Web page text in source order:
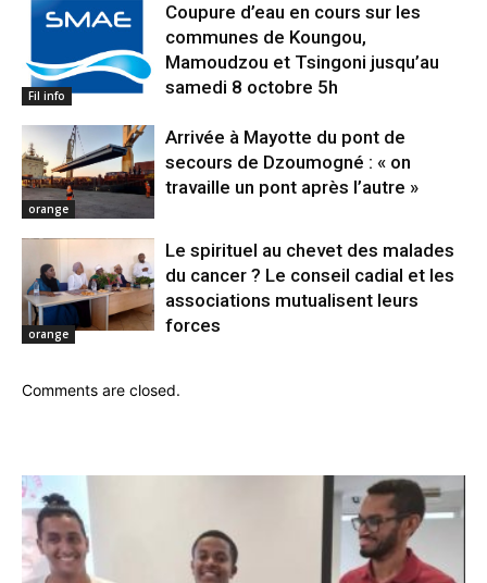
Fil info
Coupure d’eau en cours sur les
communes de Koungou,
Mamoudzou et Tsingoni jusqu’au
samedi 8 octobre 5h
orange
Arrivée à Mayotte du pont de
secours de Dzoumogné : « on
travaille un pont après l’autre »
orange
Le spirituel au chevet des malades
du cancer ? Le conseil cadial et les
associations mutualisent leurs
forces
Comments are closed.